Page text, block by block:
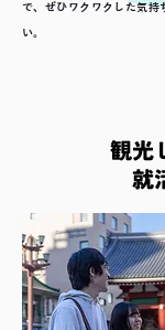
で、ぜひワクワクした気持
い。
観光
就